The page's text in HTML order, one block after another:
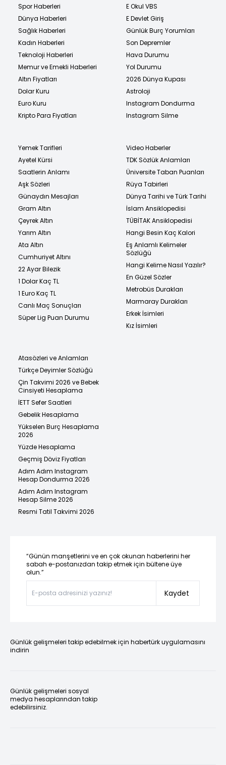
Spor Haberleri
Dünya Haberleri
Sağlık Haberleri
Kadın Haberleri
Teknoloji Haberleri
Memur ve Emekli Haberleri
Altın Fiyatları
Dolar Kuru
Euro Kuru
Kripto Para Fiyatları
E Okul VBS
E Devlet Giriş
Günlük Burç Yorumları
Son Depremler
Hava Durumu
Yol Durumu
2026 Dünya Kupası
Astroloji
Instagram Dondurma
Instagram Silme
Yemek Tarifleri
Ayetel Kürsi
Saatlerin Anlamı
Aşk Sözleri
Günaydın Mesajları
Gram Altın
Çeyrek Altın
Yarım Altın
Ata Altın
Cumhuriyet Altını
22 Ayar Bilezik
1 Dolar Kaç TL
1 Euro Kaç TL
Canlı Maç Sonuçları
Süper Lig Puan Durumu
Video Haberler
TDK Sözlük Anlamları
Üniversite Taban Puanları
Rüya Tabirleri
Dünya Tarihi ve Türk Tarihi
İslam Ansiklopedisi
TÜBİTAK Ansiklopedisi
Hangi Besin Kaç Kalori
Eş Anlamlı Kelimeler
Sözlüğü
Hangi Kelime Nasıl Yazılır?
En Güzel Sözler
Metrobüs Durakları
Marmaray Durakları
Erkek İsimleri
Kız İsimleri
Atasözleri ve Anlamları
Türkçe Deyimler Sözlüğü
Çin Takvimi 2026 ve Bebek
Cinsiyeti Hesaplama
İETT Sefer Saatleri
Gebelik Hesaplama
Yükselen Burç Hesaplama
2026
Yüzde Hesaplama
Geçmiş Döviz Fiyatları
Adım Adım Instagram
Hesap Dondurma 2026
Adım Adım Instagram
Hesap Silme 2026
Resmi Tatil Takvimi 2026
“Günün manşetlerini ve en çok okunan haberlerini her
sabah e-postanızdan takip etmek için bültene üye
olun.”
Kaydet
Günlük gelişmeleri takip edebilmek için habertürk uygulamasını
indirin
Günlük gelişmeleri sosyal
medya hesaplarından takip
edebilirsiniz.